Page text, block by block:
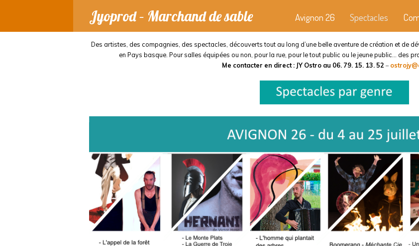
Jyoprod – Marchand de sable Avignon 26 Spectacles
Des artistes, des compagnies, des spectacles, découverts tout au long d’une belle aventure de création et de
en Pays basque. Pour salles équipées ou non, pour la rue, pour le tout public ou le jeune public… des
Me contacter en direct : JY Ostro au 06. 79. 15. 13. 52 –